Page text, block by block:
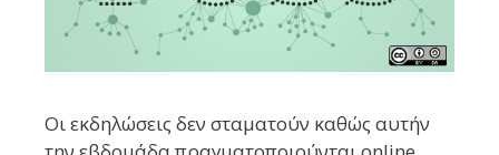
Οι εκδηλώσεις δεν σταματούν καθώς αυτήν